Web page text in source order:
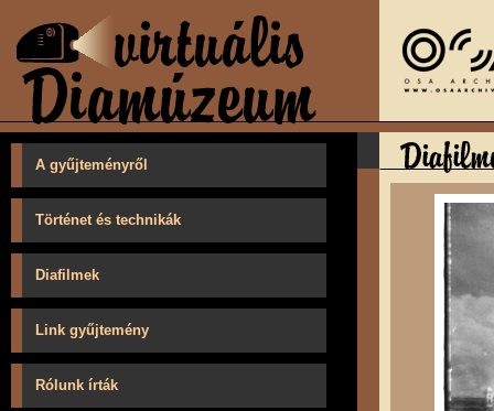
A gyűjteményről
Történet és technikák
Diafilmek
Link gyűjtemény
Rólunk írták